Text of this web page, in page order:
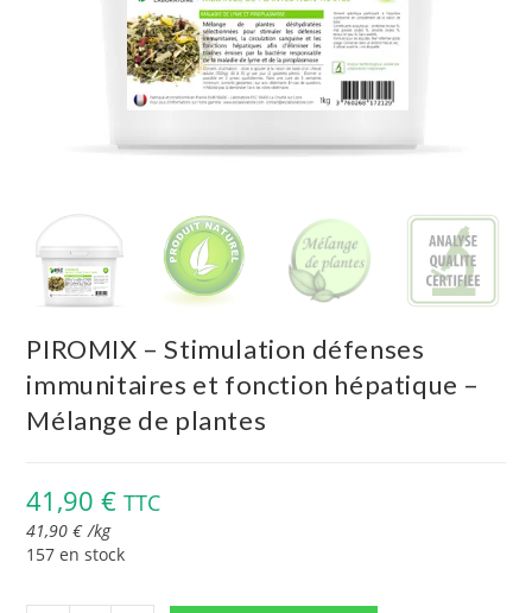
PIROMIX – Stimulation défenses
immunitaires et fonction hépatique –
Mélange de plantes
41,90€ TTC
41,90€ /kg
157 en stock